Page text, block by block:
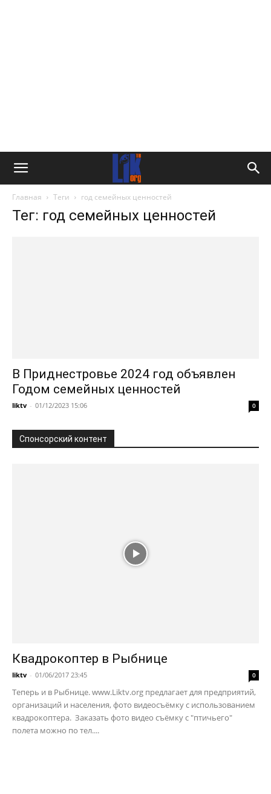
Главная Теги год семейных ценностей
Тег: год семейных ценностей
В Приднестровье 2024 год объявлен
Годом семейных ценностей
liktv - 01/12/2023 15:06 0
Спонсорский контент
Квадрокоптер в Рыбнице
liktv - 01/06/2017 23:45 0
Теперь и в Рыбнице. www.Liktv.org предлагает для предприятий,
организаций и населения, фото видеосъёмку с использованием
квадрокоптера. Заказать фото видео съёмку с "птичьего"
полета можно по тел....